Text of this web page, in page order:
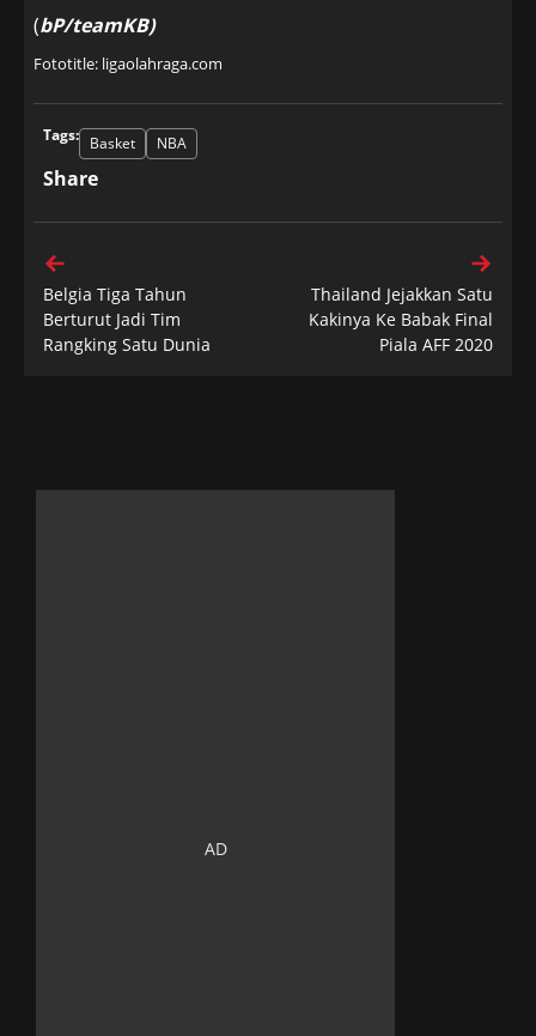
(bP/teamKB)
Fototitle: ligaolahraga.com
Tags: Basket NBA
Share
Belgia Tiga Tahun
Berturut Jadi Tim
Rangking Satu Dunia
Thailand Jejakkan Satu
Kakinya Ke Babak Final
Piala AFF 2020